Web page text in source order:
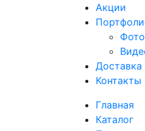
Акции
Фото
Доставка
Контакты
Главная
Каталог